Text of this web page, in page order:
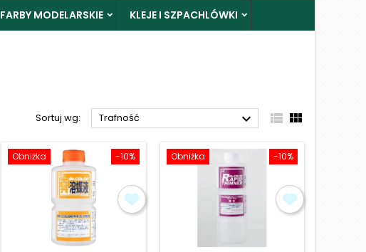
FARBY MODELARSKIE KLEJE I SZPACHLÓWKI
Sortuj wg: Trafność   
-10%
Obniżka -10%
Obniżka
Zaloguj